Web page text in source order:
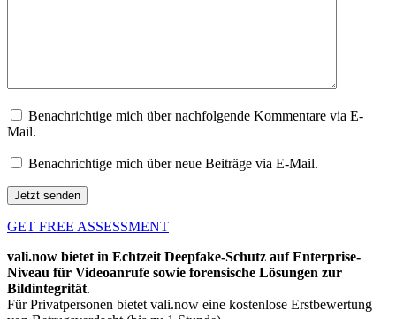
Benachrichtige mich über nachfolgende Kommentare via E-
Mail.
Benachrichtige mich über neue Beiträge via E-Mail.
GET FREE ASSESSMENT
vali.now bietet in Echtzeit Deepfake-Schutz auf Enterprise-
Niveau für Videoanrufe sowie forensische Lösungen zur
Bildintegrität.
Für Privatpersonen bietet vali.now eine kostenlose Erstbewertung